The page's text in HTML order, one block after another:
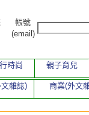
帳號
(email)
時尚 親子育兒
雜誌) 商業(外文